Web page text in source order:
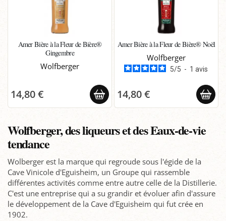
Amer Bière à la Fleur de Bière®
Gingembre
Wolfberger
14,80 €
Amer Bière à la Fleur de Bière® Noël
Wolfberger
5/5 - 1avis
14,80 €
Wolfberger, des liqueurs et des Eaux-de-vie
tendance
Wolberger est la marque qui regroude sous l'égide de la
Cave Vinicole d'Eguisheim, un Groupe qui rassemble
différentes activités comme entre autre celle de la Distillerie.
C'est une entreprise qui a su grandir et évoluer afin d'assure
le développement de la Cave d'Eguisheim qui fut crée en
1902.